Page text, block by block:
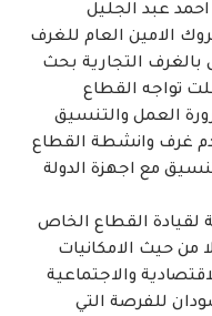
احمد عبد الجليل
الامين العام للغرف
بالغرف التجارية بحث
تواجه القطاع
العمل والتنسيق
غرف وانشطة القطاع
مع اجهزة الدولة
لقيادة القطاع الخاص
من حيث الامكانيات
والاجتماعية
للفرصة التي